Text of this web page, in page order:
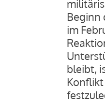
Beginn
im
bleibt,
Konflikt